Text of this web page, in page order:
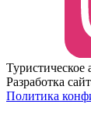
Туристическое
Разработка
Политика